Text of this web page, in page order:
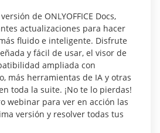
de ONLYOFFICE Docs,
actualizaciones para hacer
fluido e inteligente. Disfrute
y fácil de usar, el visor de
ampliada con
más herramientas de IA y otras
toda la suite. ¡No te lo pierdas!
webinar para ver en acción las
versión y resolver todas tus